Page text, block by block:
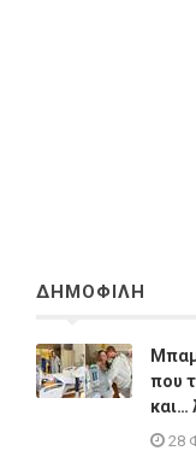
ΔΗΜΟΦΙΛΗ
που
και…
28